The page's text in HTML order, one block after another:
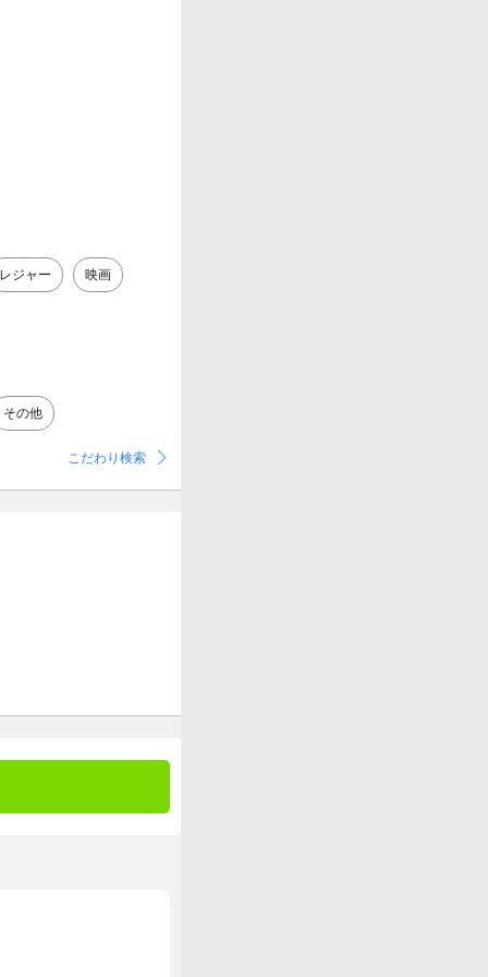
レジャー 映画
その他
こだわり検索